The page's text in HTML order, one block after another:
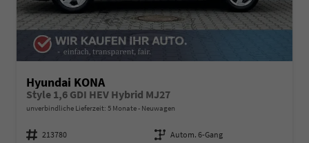
Hyundai KONA
Style 1,6 GDI HEV Hybrid MJ27
unverbindliche Lieferzeit: 5 Monate Neuwagen
Fahrzeugnummer 213780 Getriebe Autom. 6-Gang